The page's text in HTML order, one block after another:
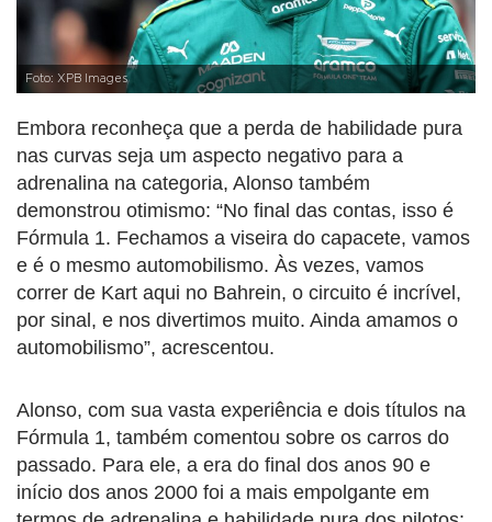
Foto: XPB Images
Embora reconheça que a perda de habilidade pura
nas curvas seja um aspecto negativo para a
adrenalina na categoria, Alonso também
demonstrou otimismo: “No final das contas, isso é
Fórmula 1. Fechamos a viseira do capacete, vamos
e é o mesmo automobilismo. Às vezes, vamos
correr de Kart aqui no Bahrein, o circuito é incrível,
por sinal, e nos divertimos muito. Ainda amamos o
automobilismo”, acrescentou.
Alonso, com sua vasta experiência e dois títulos na
Fórmula 1, também comentou sobre os carros do
passado. Para ele, a era do final dos anos 90 e
início dos anos 2000 foi a mais empolgante em